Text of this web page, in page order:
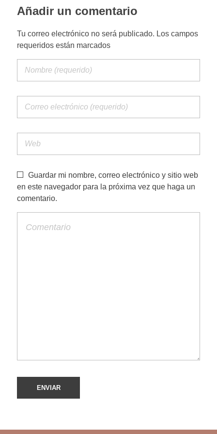
CONTACTA
Añadir un comentario
Tu correo electrónico no será publicado. Los campos
requeridos están marcados
Guardar mi nombre, correo electrónico y sitio web
en este navegador para la próxima vez que haga un
comentario.